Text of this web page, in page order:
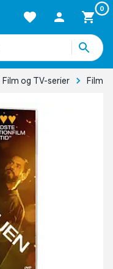
0
Film og TV-serier Film